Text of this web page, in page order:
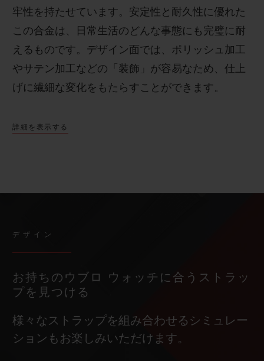
牢性を持たせています。安定性と耐久性に優れた
この合金は、日常生活のどんな事態にも完璧に耐
えるものです。 デザイン面では、ポリッシュ加工
やサテン加工などの「装飾」が容易なため、仕上
げに繊細な変化をもたらすことができます。
詳細を表示する
デザイン
お持ちのウブロ ウォッチに合うストラッ
プを見つける
様々なストラップを組み合わせるシミュレー
ションもお楽しみいただけます。